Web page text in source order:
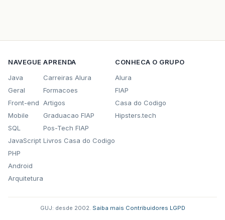
NAVEGUE
Java
Geral
Front-end
Mobile
SQL
JavaScript
PHP
Android
Arquitetura
APRENDA
Carreiras Alura
Formacoes
Artigos
Graduacao FIAP
Pos-Tech FIAP
Livros Casa do Codigo
CONHECA O GRUPO
Alura
FIAP
Casa do Codigo
Hipsters.tech
GUJ: desde 2002. Saiba mais Contribuidores LGPD